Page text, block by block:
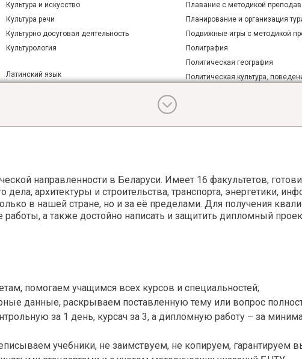
Культура и искусство
Культура речи
Культурно досуговая деятельность
Культурология
Латинский язык
Литература
Литература зарубежная
Литература русская
Литературоведение
Логопедия
Логопсихология
Лыжный спорт и методика преподавания
Масс-медиа
Плавание с методикой
Планирование и организация
Подвижные игры с методикой
Полиграфия
Политическая география
Политическая культура,
Практическая фонетика
Прикладная культурология
Прикладная лингвистика
Прикладная психология
Психология
Психология активности и
Психология восприятия
условиях
направленности в Беларуси. Имеет 16 факультетов,
дела, архитектуры и строительства, транспорта, энергетики,
в нашей стране, но и за её пределами. Для получения
а также достойно написать и защитить дипломный
помогаем учащимся всех курсов и специальностей;
данные, раскрываем поставленную тему или вопрос
за 1 день, курсач за 3, а дипломную работу – за
учебники, не заимствуем, не копируем, гарантируем